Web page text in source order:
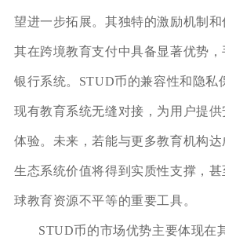
望进一步拓展。其独特的激励机制
其在跨境教育支付中具备显著优势
银行系统。STUD币的兼容性和隐私
现有教育系统无缝对接，为用户提
体验。未来，若能与更多教育机构
生态系统价值将得到实质性支撑，
球教育资源不平等的重要工具。
STUD币的市场优势主要体现在